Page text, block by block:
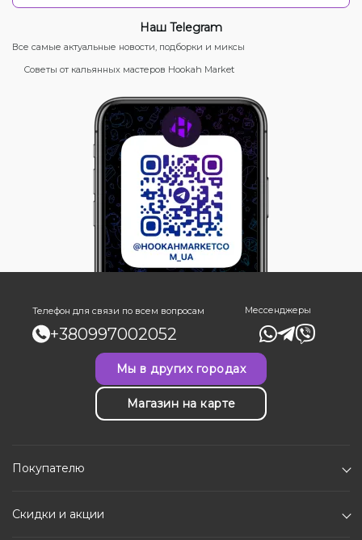
Наш Telegram
Все самые актуальные новости, подборки и миксы
Советы от кальянных мастеров Hookah Market
Телефон для связи по всем вопросам
+380997002052
Мессенджеры
Мы в других городах
Магазин на карте
Покупателю
Скидки и акции